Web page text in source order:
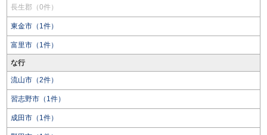
長生郡（0件）
東金市（1件）
富里市（1件）
な行
流山市（2件）
習志野市（1件）
成田市（1件）